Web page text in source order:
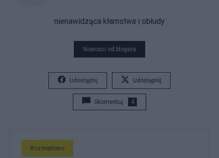
nienawidząca kłamstwa i obłudy
Nowości od blogera
Udostępnij Udostępnij
Skomentuj 4
Rozmaitości